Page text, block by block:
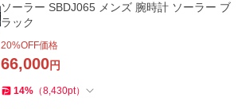
ソーラー SBDJ065 メンズ 腕時計 ソーラー ブ
ラック
20%OFF価格
66,000円
14% （8,430pt）